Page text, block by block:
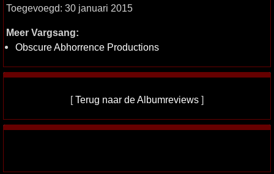
Toegevoegd: 30 januari 2015
Meer Vargsang:
Obscure Abhorrence Productions
[Terug naar de Albumreviews ]